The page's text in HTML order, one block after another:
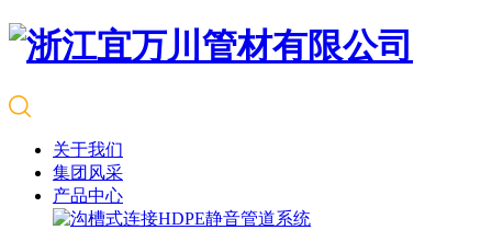
关于我们
集团风采
产品中心